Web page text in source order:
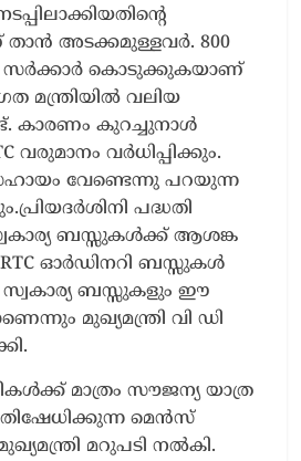
അടക്കമുള്ളവർ. 800
സർക്കാർ കൊടുക്കുകയാണ്
മന്ത്രിയിൽ വലിയ
കാരണം കുറച്ചുനാൾ
വരുമാനം വർധിപ്പിക്കും.
വേണ്ടെന്നു പറയുന്ന
പദ്ധതി
ബസ്സുകൾക്ക് ആശങ്ക
ഓർഡിനറി ബസ്സുകൾ
സ്വകാര്യ ബസ്സുകളും ഈ
മുഖ്യമന്ത്രി വി ഡി
മാത്രം സൗജന്യ യാത്ര
മെൻസ്
മറുപടി നൽകി.